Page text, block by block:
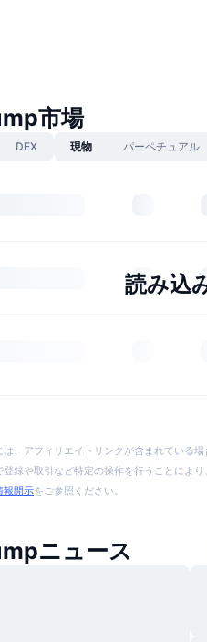
市場
DEX 現物 パーペチュアル
読み込
、アフィリエイトリンクが含まれている
録や取引など特定の操作を行うことによ
報開示をご参照ください。
ニュース